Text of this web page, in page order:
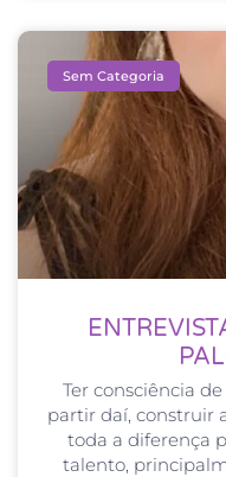
Sem Categoria
Ter consciência
partir daí, construir
toda a diferença
talento,